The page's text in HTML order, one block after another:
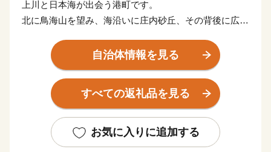
上川と日本海が出会う港町です。
北に鳥海山を望み、海沿いに庄内砂丘、その背後に広が
肥沃な大地と澄んだ水で育った庄内米は、全国的にも高
い評価を得ています。
また、イチゴやメロン、梨、柿など果物の栽培も盛んで
ふれる商人の町として栄え、街中には今なお多くの歴史
文化が残っています。
自治体情報を見る
すべての返礼品を見る
お気に入りに追加する